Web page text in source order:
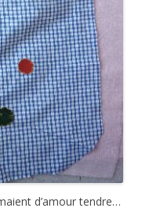
Juliette Greco me
à l’occasion
dans mes modèle,
boule, du
de Coudre, c’est facile
déjà réalisé une
tissu, puis broderie des
plastique pour un
dans le tissu utilisé
rougeun petit rond
avec